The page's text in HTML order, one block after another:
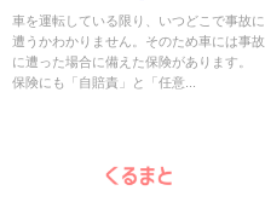
者目線で解説！
車を運転している限り、いつどこで事故に
遭うかわかりません。そのため車には事故
に遭った場合に備えた保険があります。
保険にも「自賠責」と「任意...